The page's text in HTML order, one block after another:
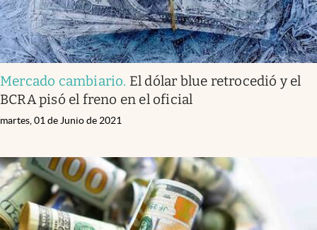
Mercado cambiario. El dólar blue retrocedió y el
BCRA pisó el freno en el oficial
martes, 01 de Junio de 2021